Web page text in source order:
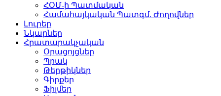
ՀՕՄ-ի Պատմական
Համահայկական Պատգմ. Ժողովներ
Լուրեր
Նկարներ
Հրատարակչական
Օրացոյցներ
Պրակ
Թերթիկներ
Գիրքեր
Ֆիլմեր